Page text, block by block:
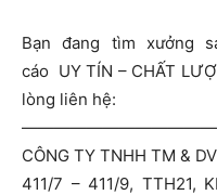
Bạn đang tìm xưởng
cáo UY TÍN – CHẤT
lòng liên hệ:
————————————
CÔNG TY TNHH TM &
411/7 – 411/9, TTH21,